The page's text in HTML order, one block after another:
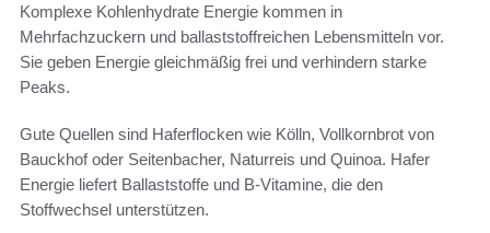
Komplexe Kohlenhydrate Energie kommen in
Mehrfachzuckern und ballaststoffreichen Lebensmitteln vor.
Sie geben Energie gleichmäßig frei und verhindern starke
Peaks.
Gute Quellen sind Haferflocken wie Kölln, Vollkornbrot von
Bauckhof oder Seitenbacher, Naturreis und Quinoa. Hafer
Energie liefert Ballaststoffe und B-Vitamine, die den
Stoffwechsel unterstützen.